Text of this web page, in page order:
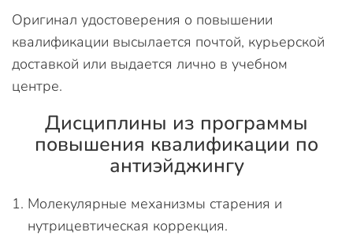
Оригинал удостоверения о повышении
квалификации высылается почтой, курьерской
доставкой или выдается лично в учебном
центре.
Дисциплины из программы
повышения квалификации по
антиэйджингу
Молекулярные механизмы старения и
нутрицевтическая коррекция.